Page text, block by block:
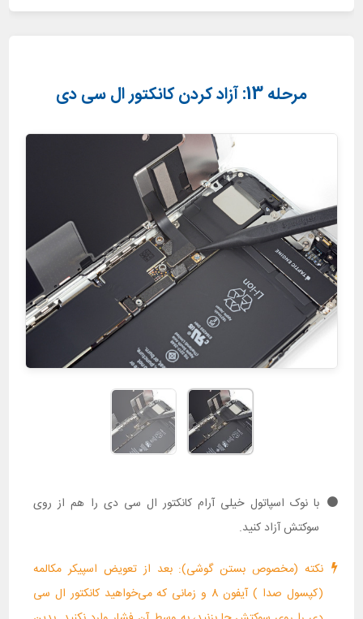
مرحله 13: آزاد کردن کانکتور ال سی دی
با نوک اسپاتول خیلی آرام کانکتور ال سی دی را هم از روی
سوکتش آزاد کنید.
نکته (مخصوص بستن گوشی): بعد از تعویض اسپیکر مکالمه
(کپسول صدا ) آیفون 8 و زمانی که می‌خواهید کانکتور ال سی